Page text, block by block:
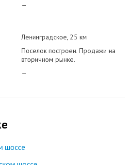
—
Ленинградское 25 км
Поселок построен. Продажи на
вторичном рынке.
—
шоссе